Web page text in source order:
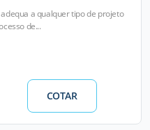
a qualquer tipo de projeto
de...
COTAR